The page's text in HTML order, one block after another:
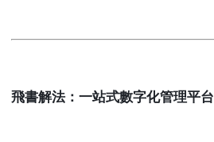
飛書解法：一站式數字化管理平台